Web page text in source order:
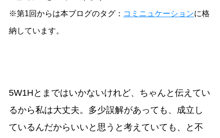
※第1回からは本ブログのタグ： コミニュケーションに格
納しています。
5W1Hとまではいかないけれど、ちゃんと伝えてい
るから私は大丈夫。多少誤解があっても、成立し
ているんだからいいと思うと考えていても、と不